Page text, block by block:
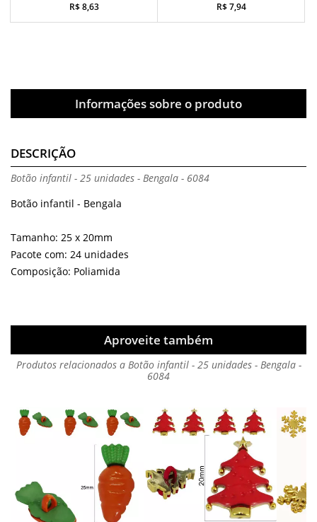
R$ 8,63
R$ 7,94
Informações sobre o produto
DESCRIÇÃO
Botão infantil - 25 unidades - Bengala - 6084
Botão infantil - Bengala
Tamanho: 25 x 20mm
Pacote com: 24 unidades
Composição: Poliamida
Aproveite também
Produtos relacionados a Botão infantil - 25 unidades - Bengala -
6084